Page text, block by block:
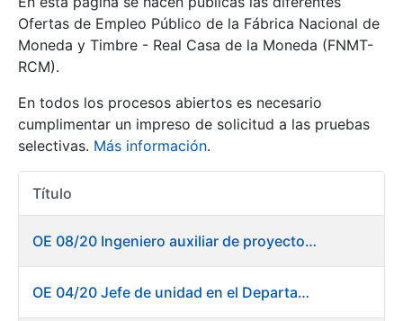
Mostrar/Ocultar
Mostrar/Ocultar
Mostrar/Ocultar
Ofertas de Empleo Público de la Fábrica Nacional de
Moneda y Timbre - Real Casa de la Moneda (FNMT-
RCM).
En todos los procesos abiertos es necesario
cumplimentar un impreso de solicitud a las pruebas
selectivas. Más información.
Título
OE 08/20 Ingeniero auxiliar de proyectos en el departamento de Fábrica de Papel - Burgos
OE 04/20 Jefe de unidad en el Departamento de Fábrica de Papel - Burgos